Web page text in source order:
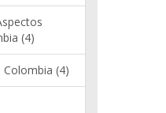
(4)
(4)